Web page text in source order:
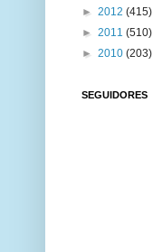
► 2012 (415)
► 2011 (510)
► 2010 (203)
SEGUIDORES